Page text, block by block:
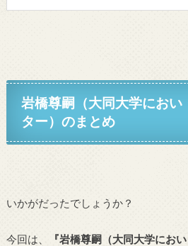
岩橋尊嗣（大同大学におい
ター）のまとめ
いかがだったでしょうか？
今回は、
『岩橋尊嗣（大同大学にお